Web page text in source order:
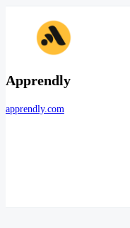
Apprendly
apprendly.com